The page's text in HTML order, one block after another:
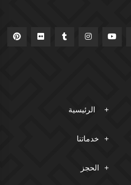
الرئيسية
خدماتنا
الحجز